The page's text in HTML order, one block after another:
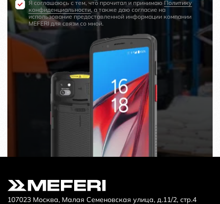
Я соглашаюсь с тем, что прочитал и принимаю Политику
конфиденциальности, а также даю согласие на
использование предоставленной информации компании
MEFERI для связи со мной.
107023 Москва, Малая Семеновская улица, д.11/2, стр.4